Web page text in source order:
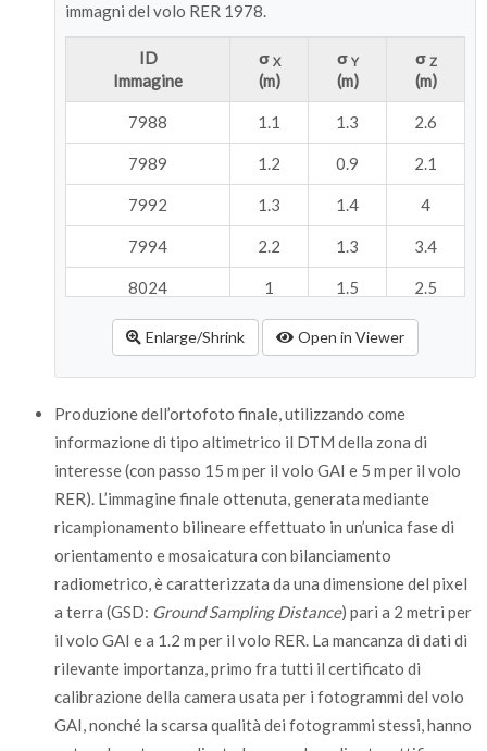
immagni del volo RER 1978.
ID
Immagine
σ X
(m)
σ Y
(m)
σ Z
(m)
7988 1.1 1.3 2.6
7989 1.2 0.9 2.1
7992 1.3 1.4 4
7994 2.2 1.3 3.4
8024 1 1.5 2.5
8026 2.4 2.2 6.2
8054 5 2.5
8056 1.8 1.8 2.8
8060 0.8 1 1.3
8091 2 1.8 5
8093 0.7 0.4 1.3
8094 1 1.1 2.9
8096 1.5 0.7 3.3
8098 2.8 2.6 6.9
Enlarge/Shrink Open in Viewer
Produzione dell’ortofoto finale, utilizzando come
informazione di tipo altimetrico il DTM della zona di
interesse (con passo 15 m per il volo GAI e 5 m per il volo
RER). L’immagine finale ottenuta, generata mediante
ricampionamento bilineare effettuato in un’unica fase di
orientamento e mosaicatura con bilanciamento
radiometrico, è caratterizzata da una dimensione del pixel
a terra (GSD: Ground Sampling Distance) pari a 2 metri per
il volo GAI e a 1.2 m per il volo RER. La mancanza di dati di
rilevante importanza, primo fra tutti il certificato di
calibrazione della camera usata per i fotogrammi del volo
GAI, nonché la scarsa qualità dei fotogrammi stessi, hanno